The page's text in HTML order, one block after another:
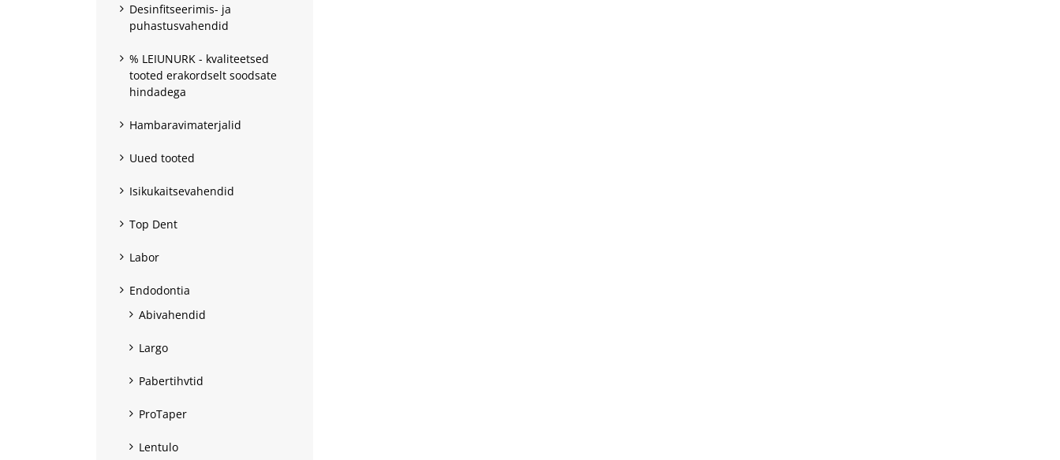
Desinfitseerimis- ja
puhastusvahendid
% LEIUNURK - kvaliteetsed
tooted erakordselt soodsate
hindadega
Hambaravimaterjalid
Uued tooted
Isikukaitsevahendid
Top Dent
Labor
Endodontia
Abivahendid
Largo
Pabertihvtid
ProTaper
Lentulo